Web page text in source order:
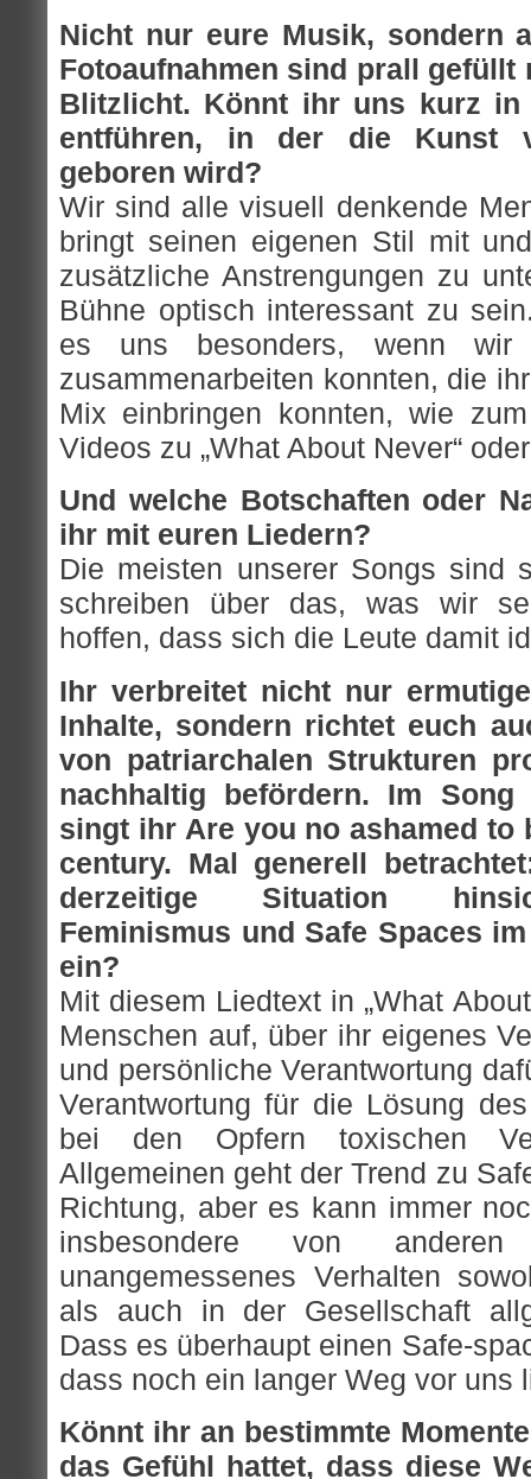
Nicht nur eure Musik, sondern
Fotoaufnahmen sind prall gefüllt
Blitzlicht. Könnt ihr uns kurz in
entführen, in der die Kunst
geboren wird?
Wir sind alle visuell denkende
bringt seinen eigenen Stil mit
zusätzliche Anstrengungen zu
Bühne optisch interessant zu
es uns besonders, wenn wir
zusammenarbeiten konnten, die
Mix einbringen konnten, wie
Videos zu „What About Never“
Und welche Botschaften oder
ihr mit euren Liedern?
Die meisten unserer Songs sind
schreiben über das, was wir
hoffen, dass sich die Leute damit
Ihr verbreitet nicht nur
Inhalte, sondern richtet euch
von patriarchalen Strukturen
nachhaltig befördern. Im Song
singt ihr Are you no ashamed to
century. Mal generell
derzeitige Situation
Feminismus und Safe Spaces
ein?
Mit diesem Liedtext in „What
Menschen auf, über ihr eigenes
und persönliche Verantwortung
Verantwortung für die Lösung
bei den Opfern toxischen
Allgemeinen geht der Trend zu
Richtung, aber es kann immer
insbesondere von
unangemessenes Verhalten
als auch in der Gesellschaft
Dass es überhaupt einen Safe-
dass noch ein langer Weg vor uns
Könnt ihr an bestimmte
das Gefühl hattet, dass diese